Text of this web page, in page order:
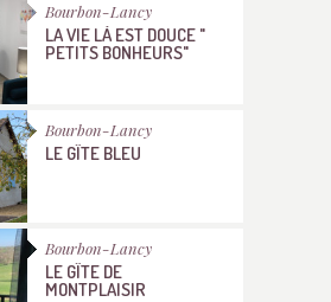
Bourbon-Lancy
LA VIE LÀ EST DOUCE "
PETITS BONHEURS"
Bourbon-Lancy
LE GÎTE BLEU
Bourbon-Lancy
LE GÎTE DE
MONTPLAISIR